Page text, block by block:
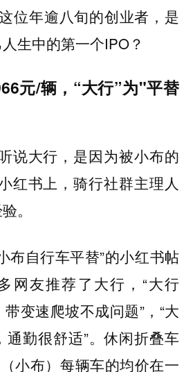
位年逾八旬的创业者，是
生中的第一个IPO？
元/辆，“大行”为"平替
说大行，是因为被小布的
红书上，骑行社群主理人
。
布自行车平替”的小红书帖
网友推荐了大行，“大行
变速爬坡不成问题”，“大
通勤很舒适”。休闲折叠车
小布）每辆车的均价在一